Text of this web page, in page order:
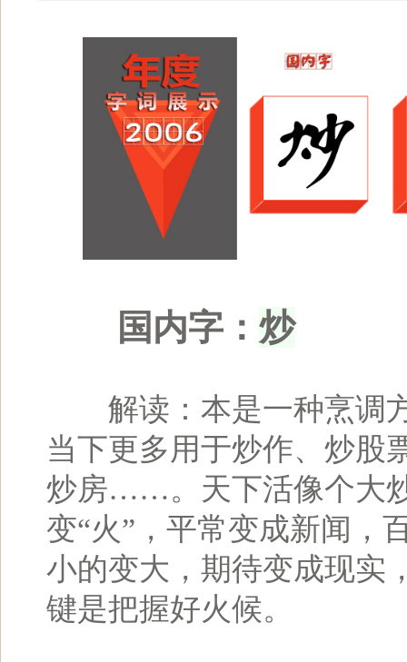
国内字： 炒
解读：本是一种烹调方
当下更多用于炒作、炒股
炒房……。天下活像个大
变“火”，平常变成新闻，
小的变大，期待变成现
键是把握好火候。